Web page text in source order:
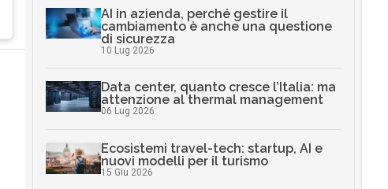
AI in azienda, perché gestire il
cambiamento è anche una questione
di sicurezza
10 Lug 2026
Data center, quanto cresce l’Italia: ma
attenzione al thermal management
06 Lug 2026
Ecosistemi travel-tech: startup, AI e
nuovi modelli per il turismo
15 Giu 2026